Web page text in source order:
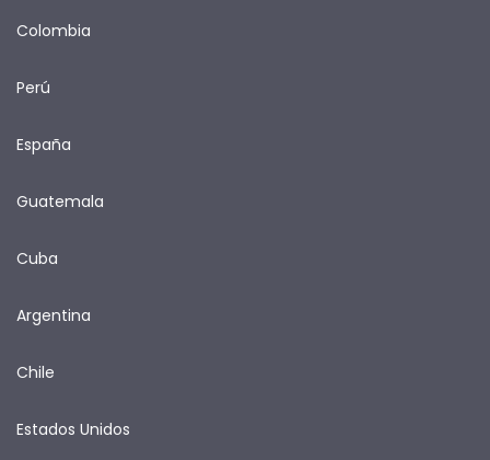
Colombia
Perú
España
Guatemala
Cuba
Argentina
Chile
Estados Unidos